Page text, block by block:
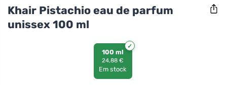
Khair Pistachio eau de parfum
unissex 100 ml
100 ml
24,88 €
Em stock